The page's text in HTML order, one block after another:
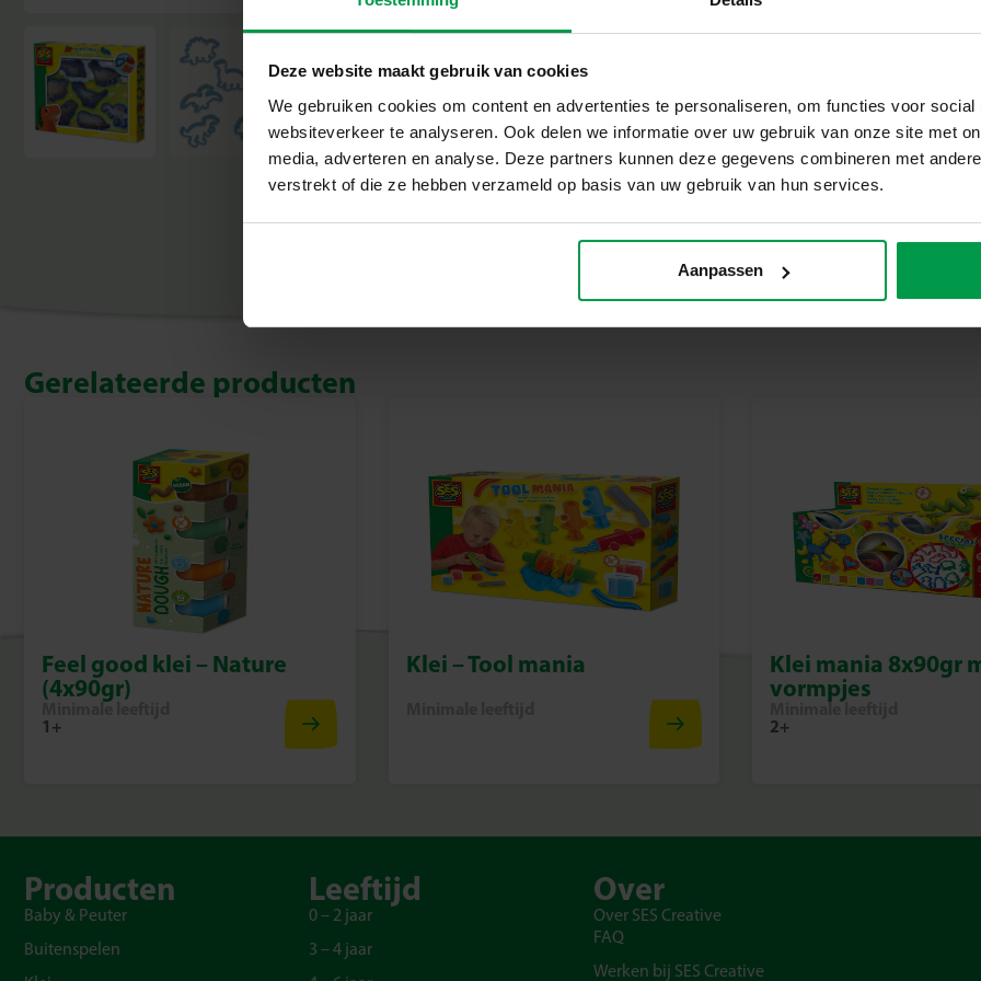
Deze website maakt gebruik van cookies
We gebruiken cookies om content en advertenties te personaliseren, om functies voor social
websiteverkeer te analyseren. Ook delen we informatie over uw gebruik van onze site met
media, adverteren en analyse. Deze partners kunnen deze gegevens combineren met
verstrekt of die ze hebben verzameld op basis van uw gebruik van hun services.
Aanpassen
Bij SES Creative vinden we
geproduceerd en getest in de
Begin Vandaag Nog Met Kleien
Pak je klei, kies je favoriete
uitsteekvormen van SES
Gerelateerde producten
Feel good klei – Nature
(4x90gr)
Minimale leeftijd
1+
Klei – Tool mania Klei mania 8x90gr
vormpjes
Minimale leeftijd
2+
Producten
Baby & Peuter
Buitenspelen
Leeftijd
0 – 2 jaar
3 – 4 jaar
Over
Over SES Creative
FAQ
Werken bij SES Creative